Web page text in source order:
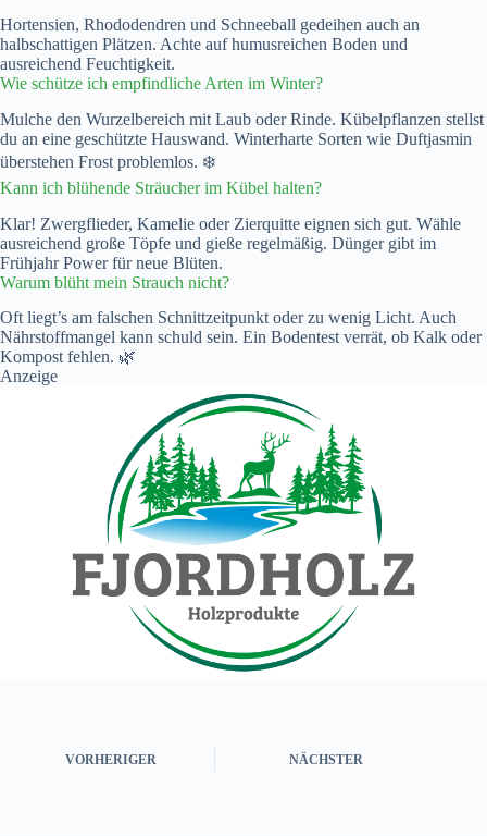
Hortensien, Rhododendren und Schneeball gedeihen auch an
halbschattigen Plätzen. Achte auf humusreichen Boden und
ausreichend Feuchtigkeit.
Wie schütze ich empfindliche Arten im Winter?
Mulche den Wurzelbereich mit Laub oder Rinde. Kübelpflanzen stellst
du an eine geschützte Hauswand. Winterharte Sorten wie Duftjasmin
überstehen Frost problemlos. ❄️
Kann ich blühende Sträucher im Kübel halten?
Klar! Zwergflieder, Kamelie oder Zierquitte eignen sich gut. Wähle
ausreichend große Töpfe und gieße regelmäßig. Dünger gibt im
Frühjahr Power für neue Blüten.
Warum blüht mein Strauch nicht?
Oft liegt’s am falschen Schnittzeitpunkt oder zu wenig Licht. Auch
Nährstoffmangel kann schuld sein. Ein Bodentest verrät, ob Kalk oder
Kompost fehlen. 🌿
Anzeige
VORHERIGER NÄCHSTER